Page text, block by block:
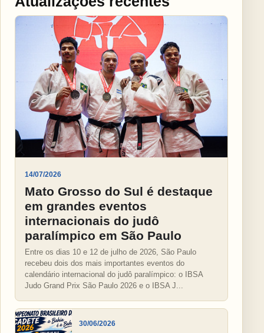
14/07/2026
Mato Grosso do Sul é destaque
em grandes eventos
internacionais do judô
paralímpico em São Paulo
Entre os dias 10 e 12 de julho de 2026, São Paulo
recebeu dois dos mais importantes eventos do
calendário internacional do judô paralímpico: o IBSA
Judo Grand Prix São Paulo 2026 e o IBSA J...
30/06/2026